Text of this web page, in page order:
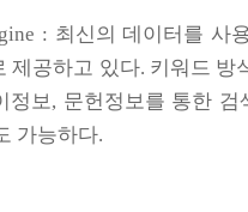
: 최신의 데이터를 사
제공하고 있다. 키워드 방
정보, 문헌정보를 통한 검
가능하다.